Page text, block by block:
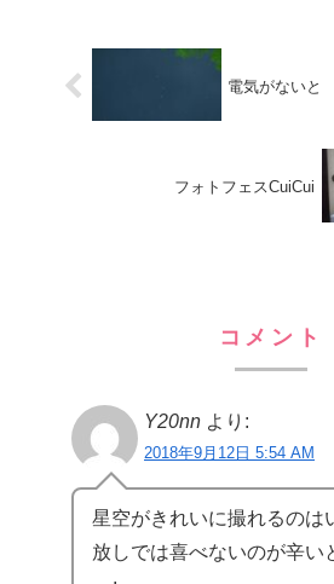
電気がないと
フォトフェスCuiCui
コメント
Y20nn より:
2018年9月12日 5:54 AM
星空がきれいに撮れるのは
放しでは喜べないのが辛い